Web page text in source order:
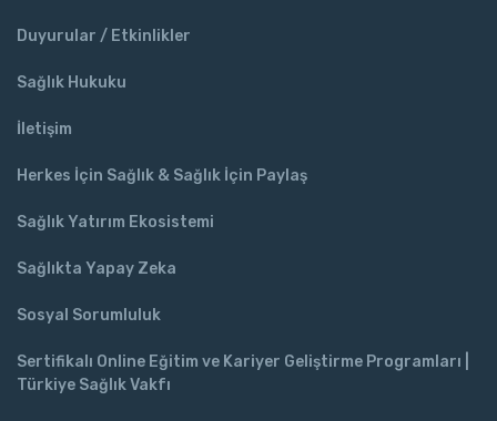
Duyurular / Etkinlikler
Sağlık Hukuku
İletişim
Herkes İçin Sağlık & Sağlık İçin Paylaş
Sağlık Yatırım Ekosistemi
Sağlıkta Yapay Zeka
Sosyal Sorumluluk
Sertifikalı Online Eğitim ve Kariyer Geliştirme Programları |
Türkiye Sağlık Vakfı